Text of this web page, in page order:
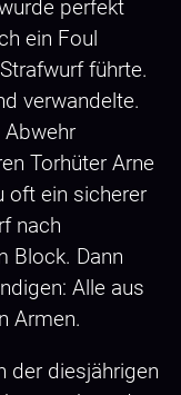
perfekt
ein Foul
führte.
verwandelte.
Abwehr
Torhüter Arne
oft ein sicherer
nach
Block. Dann
Alle aus
Armen.
der diesjährigen